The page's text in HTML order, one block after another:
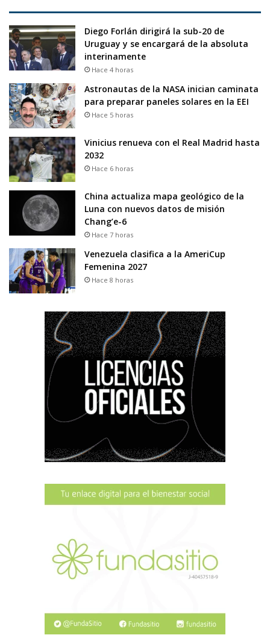
Diego Forlán dirigirá la sub-20 de
Uruguay y se encargará de la absoluta
interinamente
Hace 4 horas
Astronautas de la NASA inician caminata
para preparar paneles solares en la EEI
Hace 5 horas
Vinicius renueva con el Real Madrid hasta
2032
Hace 6 horas
China actualiza mapa geológico de la
Luna con nuevos datos de misión
Chang’e-6
Hace 7 horas
Venezuela clasifica a la AmeriCup
Femenina 2027
Hace 8 horas